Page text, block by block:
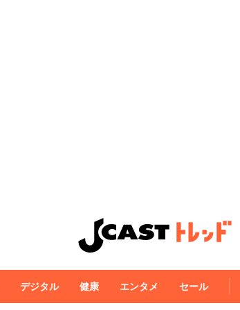
デジタル 健康 エンタメ セール